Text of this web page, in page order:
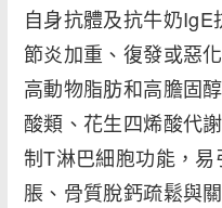
自身抗體及抗牛奶
節炎加重、復發
高動物脂肪和高膽固
酸類、花生四烯酸代
制T淋巴細胞功能，
脹、骨質脫鈣疏